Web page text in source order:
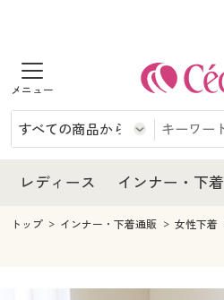
商品を探す
レディース
レディースファッション
インナー・下着
インナー・下着通販すべて
メンズ
レディース インナー・下着
レディース
レディース通販すべて
レディースファッション
インナー・下着
インナー・下着通販すべて
メンズ
トップ インナー・下着通販 女性下着